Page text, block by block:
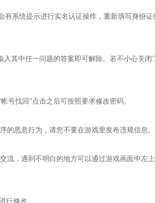
有系统提示进行实名认证操作，重新填写身份
入其中任一问题的答案即可解除。若不小心关闭
号找回”点击之后可按照要求修改密码。
的恶意行为，请您不要在游戏里发布违规信息。
流，遇到不明白的地方可以通过游戏画面中左
行修改。